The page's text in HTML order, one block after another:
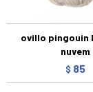
ovillo pingouin
nuvem
$ 85